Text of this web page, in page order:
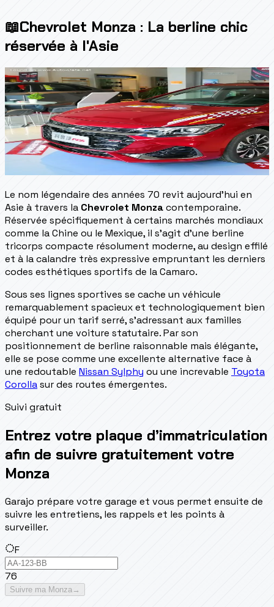
📖Chevrolet Monza : La berline chic
réservée à l'Asie
Le nom légendaire des années 70 revit aujourd'hui en
Asie à travers la Chevrolet Monzacontemporaine.
Réservée spécifiquement à certains marchés mondiaux
comme la Chine ou le Mexique, il s'agit d'une berline
tricorps compacte résolument moderne, au design effilé
et à la calandre très expressive empruntant les derniers
codes esthétiques sportifs de la Camaro.
Sous ses lignes sportives se cache un véhicule
remarquablement spacieux et technologiquement bien
équipé pour un tarif serré, s'adressant aux familles
cherchant une voiture statutaire. Par son
positionnement de berline raisonnable mais élégante,
elle se pose comme une excellente alternative face à
une redoutable Nissan Sylphy ou une increvable Toyota
Corollasur des routes émergentes.
Suivi gratuit
Entrez votre plaque d’immatriculation
afin de suivre gratuitement votre
Monza
Garajo prépare votre garage et vous permet ensuite de
suivre les entretiens, les rappels et les points à
surveiller.
F
76
Suivre ma Monza →